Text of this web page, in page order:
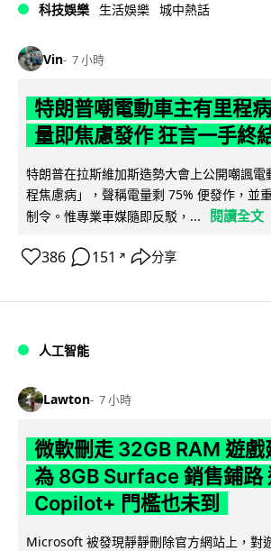
科技娛樂 生活娛樂 城中熱話
Vin 7 小時
特朗普嘲電動車主有里程
量即焦慮發作 狂言一手終
特朗普在拉斯維加斯造勢大會上公開嘲諷電
程焦慮病」，聲稱電量剩 75% 便發作，並
制令。惟專業車媒隨即反駁，...
閱讀全文
386 151 ↗ 分享
人工智能
Lawton 7 小時
微軟刪走 32GB RAM 遊戲
為 8GB Surface 銷售鋪路
Copilot+ 門檻也未到
Microsoft 被發現靜靜刪除官方網站上，對